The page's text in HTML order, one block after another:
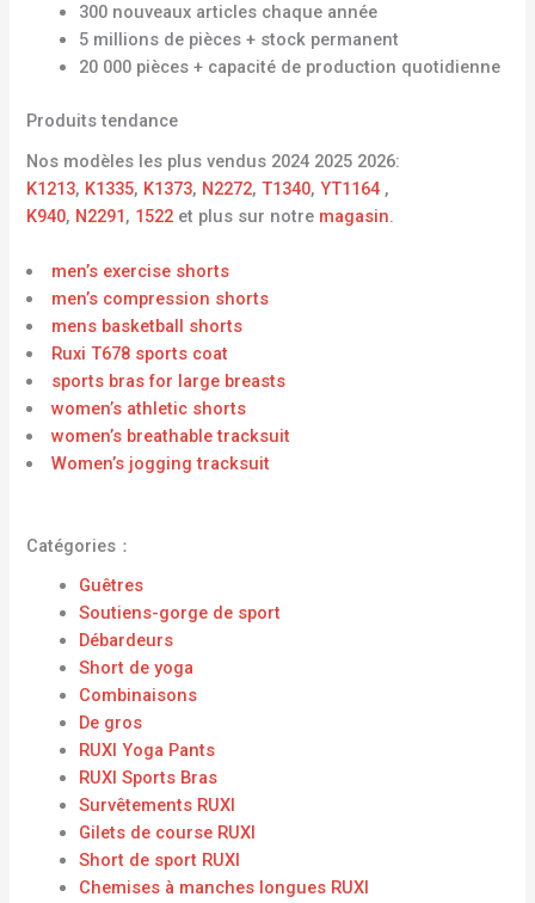
300 nouveaux articles chaque année
5 millions de pièces + stock permanent
20 000 pièces + capacité de production quotidienne
Produits tendance
Nos modèles les plus vendus 2024 2025 2026:
K1213, K1335, K1373, N2272,T1340,YT1164 ,
K940, N2291, 1522 et plus sur notre magasin.
men’s exercise shorts
men’s compression shorts
mens basketball shorts
Ruxi T678 sports coat
sports bras for large breasts
women’s athletic shorts
women’s breathable tracksuit
Women’s jogging tracksuit
Catégories：
Guêtres
Soutiens-gorge de sport
Débardeurs
Short de yoga
Combinaisons
De gros
RUXI Yoga Pants
RUXI Sports Bras
Survêtements RUXI
Gilets de course RUXI
Short de sport RUXI
Chemises à manches longues RUXI